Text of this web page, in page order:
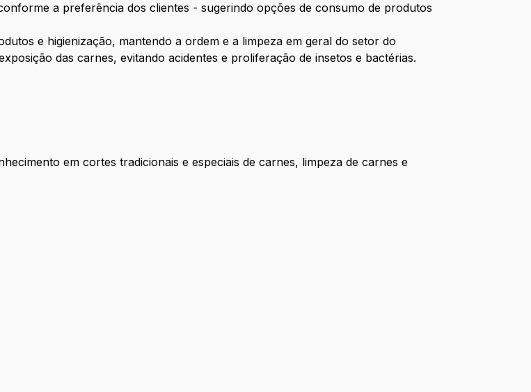
a preferência dos clientes - sugerindo opções de consumo de produtos
e higienização, mantendo a ordem e a limpeza em geral do setor do
das carnes, evitando acidentes e proliferação de insetos e bactérias.
em cortes tradicionais e especiais de carnes, limpeza de carnes e